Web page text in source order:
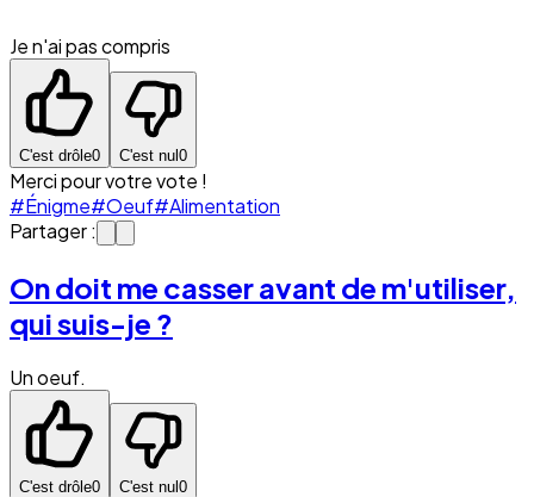
Je n'ai pas compris
C'est drôle0 C'est nul 0
Merci pour votre vote !
#Énigme#Oeuf#Alimentation
Partager :
On doit me casser avant de m'utiliser,
qui suis-je ?
Un oeuf.
C'est drôle0 C'est nul0